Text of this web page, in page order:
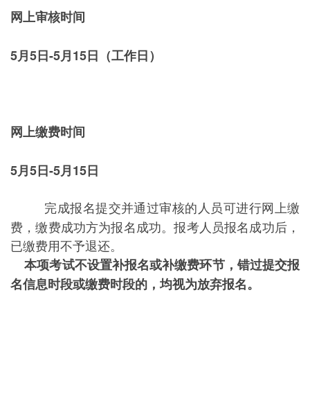
网上审核时间
5月5日-5月15日（工作日）
网上缴费时间
5月5日-5月15日
完成报名提交并通过审核的人员可进行网上缴
费，缴费成功方为报名成功。报考人员报名成功后，
已缴费用不予退还。
本项考试不设置补报名或补缴费环节，错过提交报
名信息时段或缴费时段的，均视为放弃报名。